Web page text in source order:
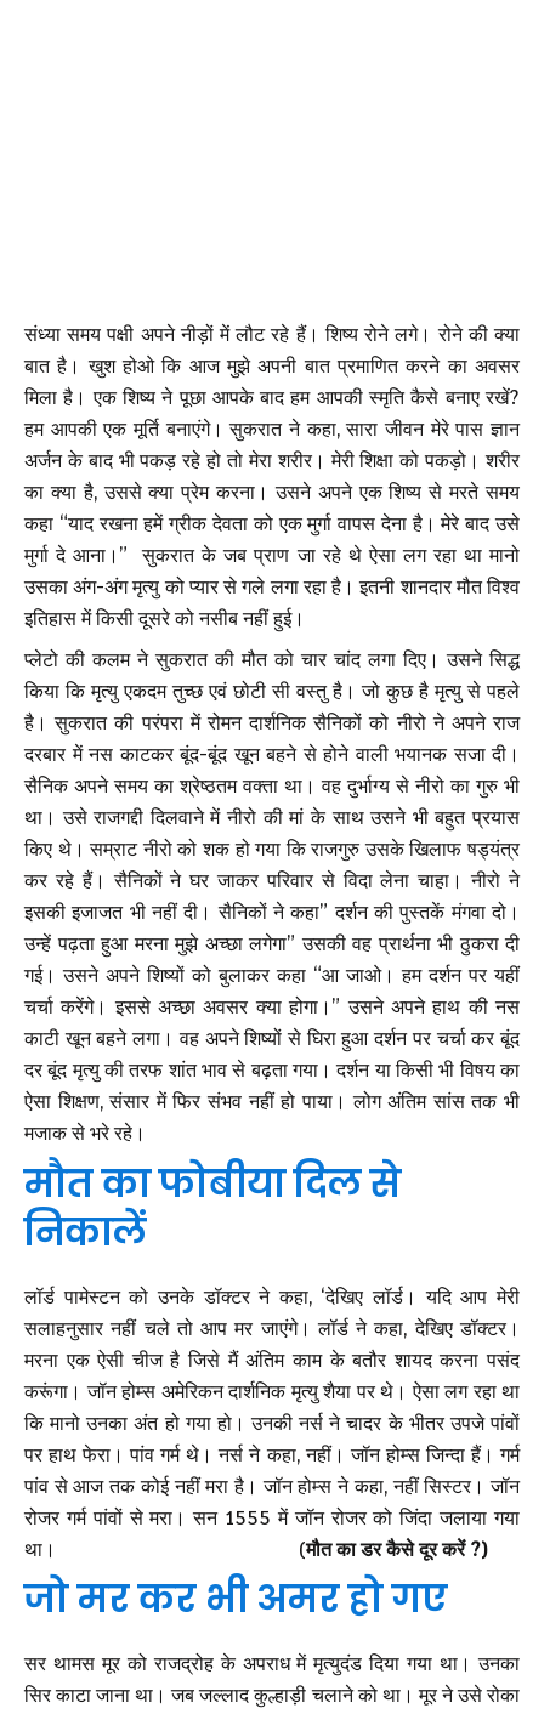
संध्या समय पक्षी अपने नीड़ों में लौट रहे हैं। शिष्य रोने लगे। रोने की क्या
बात है। खुश होओ कि आज मुझे अपनी बात प्रमाणित करने का अवसर
मिला है। एक शिष्य ने पूछा आपके बाद हम आपकी स्मृति कैसे बनाए रखें?
हम आपकी एक मूर्ति बनाएंगे। सुकरात ने कहा, सारा जीवन मेरे पास ज्ञान
अर्जन के बाद भी पकड़ रहे हो तो मेरा शरीर। मेरी शिक्षा को पकड़ो। शरीर
का क्या है, उससे क्या प्रेम करना। उसने अपने एक शिष्य से मरते समय
कहा “याद रखना हमें ग्रीक देवता को एक मुर्गा वापस देना है। मेरे बाद उसे
मुर्गा दे आना।” सुकरात के जब प्राण जा रहे थे ऐसा लग रहा था मानो
उसका अंग-अंग मृत्यु को प्यार से गले लगा रहा है। इतनी शानदार मौत विश्व
इतिहास में किसी दूसरे को नसीब नहीं हुई।
प्लेटो की कलम ने सुकरात की मौत को चार चांद लगा दिए। उसने सिद्ध
किया कि मृत्यु एकदम तुच्छ एवं छोटी सी वस्तु है। जो कुछ है मृत्यु से पहले
है। सुकरात की परंपरा में रोमन दार्शनिक सैनिकों को नीरो ने अपने राज
दरबार में नस काटकर बूंद-बूंद खून बहने से होने वाली भयानक सजा दी।
सैनिक अपने समय का श्रेष्ठतम वक्ता था। वह दुर्भाग्य से नीरो का गुरु भी
था। उसे राजगद्दी दिलवाने में नीरो की मां के साथ उसने भी बहुत प्रयास
किए थे। सम्राट नीरो को शक हो गया कि राजगुरु उसके खिलाफ षड्यंत्र
कर रहे हैं। सैनिकों ने घर जाकर परिवार से विदा लेना चाहा। नीरो ने
इसकी इजाजत भी नहीं दी। सैनिकों ने कहा” दर्शन की पुस्तकें मंगवा दो।
उन्हें पढ़ता हुआ मरना मुझे अच्छा लगेगा” उसकी वह प्रार्थना भी ठुकरा दी
गई। उसने अपने शिष्यों को बुलाकर कहा “आ जाओ। हम दर्शन पर यहीं
चर्चा करेंगे। इससे अच्छा अवसर क्या होगा।” उसने अपने हाथ की नस
काटी खून बहने लगा। वह अपने शिष्यों से घिरा हुआ दर्शन पर चर्चा कर बूंद
दर बूंद मृत्यु की तरफ शांत भाव से बढ़ता गया। दर्शन या किसी भी विषय का
ऐसा शिक्षण, संसार में फिर संभव नहीं हो पाया। लोग अंतिम सांस तक भी
मजाक से भरे रहे।
मौत का फोबीया दिल से
निकालें
लॉर्ड पामेस्टन को उनके डॉक्टर ने कहा, ‘देखिए लॉर्ड। यदि आप मेरी
सलाहनुसार नहीं चले तो आप मर जाएंगे। लॉर्ड ने कहा, देखिए डॉक्टर।
मरना एक ऐसी चीज है जिसे मैं अंतिम काम के बतौर शायद करना पसंद
करूंगा। जॉन होम्स अमेरिकन दार्शनिक मृत्यु शैया पर थे। ऐसा लग रहा था
कि मानो उनका अंत हो गया हो। उनकी नर्स ने चादर के भीतर उपजे पांवों
पर हाथ फेरा। पांव गर्म थे। नर्स ने कहा, नहीं। जॉन होम्स जिन्दा हैं। गर्म
पांव से आज तक कोई नहीं मरा है। जॉन होम्स ने कहा, नहीं सिस्टर। जॉन
रोजर गर्म पांवों से मरा। सन 1555 में जॉन रोजर को जिंदा जलाया गया
था। (मौत का डर कैसे दूर करें ?)
जो मर कर भी अमर हो गए
सर थामस मूर को राजद्रोह के अपराध में मृत्युदंड दिया गया था। उनका
सिर काटा जाना था। जब जल्लाद कुल्हाड़ी चलाने को था। मूर ने उसे रोका